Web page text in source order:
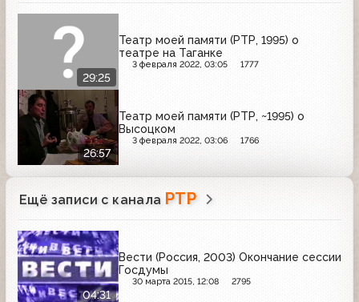
29:25
Театр моей памяти (РТР, 1995) о
театре на Таганке
3 февраля 2022, 03:05 1777
26:57
Театр моей памяти (РТР, ~1995) о
Высоцком
3 февраля 2022, 03:06 1766
Ещё записи с канала РТР
04:31
Вести (Россия, 2003) Окончание сессии
Госдумы
30 марта 2015, 12:08 2795